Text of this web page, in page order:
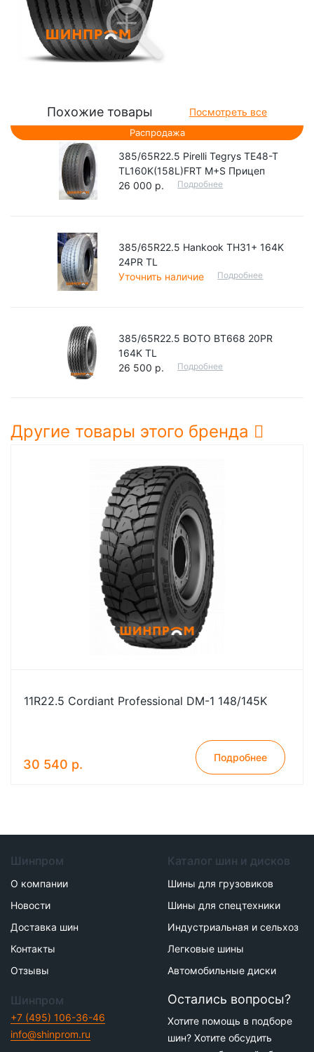
Похожие товары Посмотреть все
Распродажа
385/65R22.5 Pirelli Tegrys TE48-T
TL160K(158L)FRT M+S Прицеп
26 000 р.
Подробнее
385/65R22.5 Hankook TH31+ 164K
24PR TL
Уточнить наличие
Подробнее
385/65R22.5 BOTO BT668 20PR
164K TL
26 500 р.
Подробнее
Другие товары этого бренда
11R22.5 Cordiant Professional DM-1 148/145K
30 540 р. Подробнее
Шинпром
О компании
Новости
Доставка шин
Контакты
Отзывы
Каталог шин и дисков
Шины для грузовиков
Шины для спецтехники
Индустриальная и сельхоз
Легковые шины
Автомобильные диски
Шинпром
+7 (495) 106-36-46
info@shinprom.ru
Остались вопросы?
Хотите помощь в подборе
шин? Хотите обсудить